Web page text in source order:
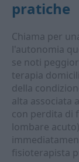
pratiche
Chiama per
l'autonomia
se noti
terapia
della
alta associata
con perdita di
lombare
fisioterapista